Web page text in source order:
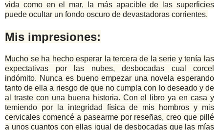
vida como en el mar, la más apacible de las superficies
puede ocultar un fondo oscuro de devastadoras corrientes.
Mis impresiones:
Mucho se ha hecho esperar la tercera de la serie y tenía las
expectativas por las nubes, desbocadas cual corcel
indómito. Nunca es bueno empezar una novela esperando
tanto de ella a riesgo de que no cumpla con lo deseado y de
al traste con una buena historia. Con el libro ya en casa y
temiendo por la integridad física de mis hombros y mis
cervicales comencé a pasearme por reseñas, creo que pillé
a unos cuantos con ellas igual de desbocadas que las mías